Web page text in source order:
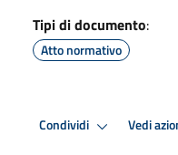
Tipi di documento:
Atto normativo
Condividi Vedi